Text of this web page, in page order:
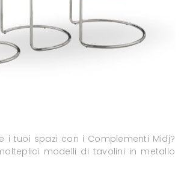
i tuoi spazi con i Complementi Midj?
modelli di tavolini in metallo